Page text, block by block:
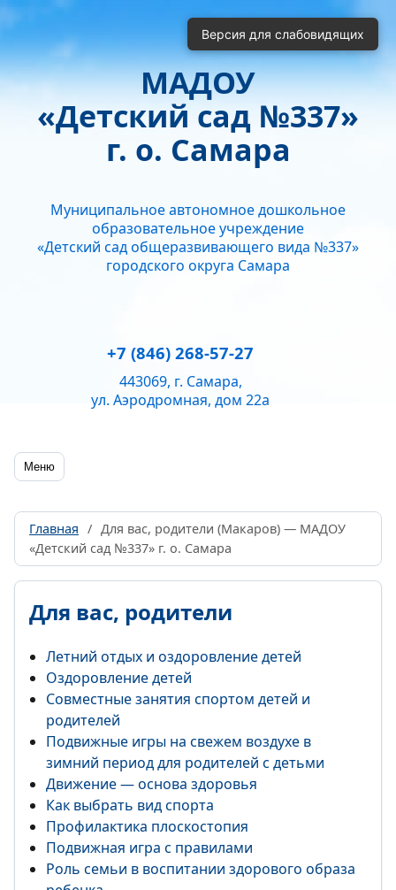
МАДОУ
«Детский сад №337»
г. о. Самара
Муниципальное автономное дошкольное
образовательное учреждение
«Детский сад общеразвивающего вида №337»
городского округа Самара
+7 (846) 268-57-27
443069, г. Самара,
ул. Аэродромная, дом 22а
Меню
Главная / Для вас, родители (Макаров) — МАДОУ
«Детский сад №337» г. о. Самара
Для вас, родители
Летний отдых и оздоровление детей
Оздоровление детей
Совместные занятия спортом детей и
родителей
Подвижные игры на свежем воздухе в
зимний период для родителей с детьми
Движение — основа здоровья
Как выбрать вид спорта
Профилактика плоскостопия
Подвижная игра с правилами
Роль семьи в воспитании здорового образа
Версия для слабовидящих
Монохромные изображения
Отключить Flash
Кернинг
Стандартный Средний Большой
Интервал
Полуторный Двойной
Без засечек С засечками
Нормально